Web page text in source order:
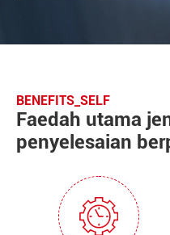
BENEFITS_SELF
Faedah utama
penyelesaian